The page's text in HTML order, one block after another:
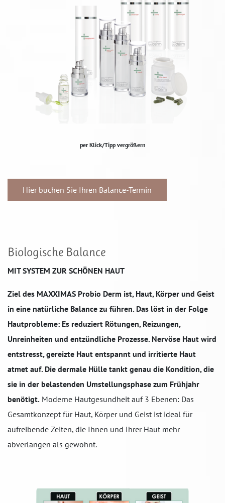
per Klick/Tipp vergrößern
Hier buchen Sie Ihren Balance-Termin
Biologische Balance
MIT SYSTEM ZUR SCHÖNEN HAUT
Ziel des MAXXIMAS Probio Derm ist, Haut, Körper und Geist
in eine natürliche Balance zu führen. Das löst in der Folge
Hautprobleme: Es reduziert Rötungen, Reizungen,
Unreinheiten und entzündliche Prozesse. Nervöse Haut wird
entstresst, gereizte Haut entspannt und irritierte Haut
atmet auf. Die dermale Hülle tankt genau die Kondition, die
sie in der belastenden Umstellungsphase zum Frühjahr
benötigt. Moderne Hautgesundheit auf 3 Ebenen: Das
Gesamtkonzept für Haut, Körper und Geist ist ideal für
aufreibende Zeiten, die Ihnen und Ihrer Haut mehr
abverlangen als gewohnt.